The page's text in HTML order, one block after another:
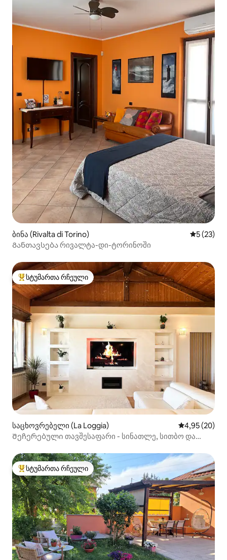
ბინა (Rivalta di Torino) საშუალო
5 (23)
Განთავსება რივალტა-დი-ტორინოში
სტუმართა რჩეული მოწინავე ვარიანტი
სტუმართა რჩეული
საცხოვრებელი (La Loggia) საშუალო
4,95 (20)
Შეჩერებული თავშესაფარი - სინათლე, სითბო და
სტუმართა რჩეული მოწინავე ვარიანტი
სტუმართა რჩეული